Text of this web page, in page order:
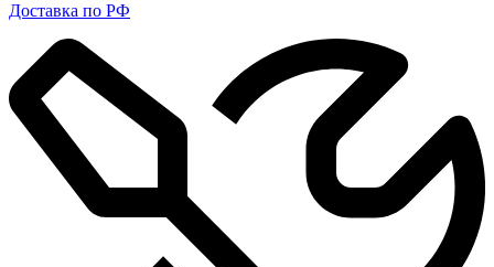
Доставка по РФ